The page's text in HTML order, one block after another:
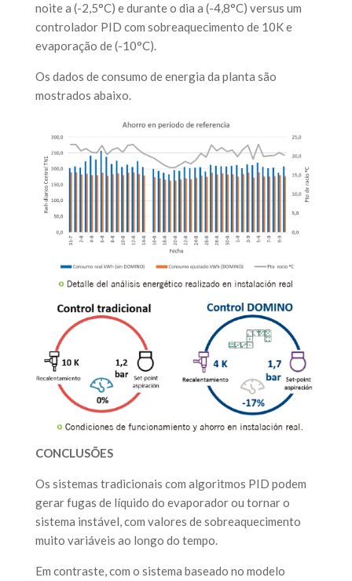
noite a (-2,5°C) e durante o dia a (-4,8°C) versus um
controlador PID com sobreaquecimento de 10K e
evaporação de (-10°C).
Os dados de consumo de energia da planta são
mostrados abaixo.
CONCLUSÕES
Os sistemas tradicionais com algoritmos PID podem
gerar fugas de líquido do evaporador ou tornar o
sistema instável, com valores de sobreaquecimento
muito variáveis ao longo do tempo.
Em contraste, com o sistema baseado no modelo